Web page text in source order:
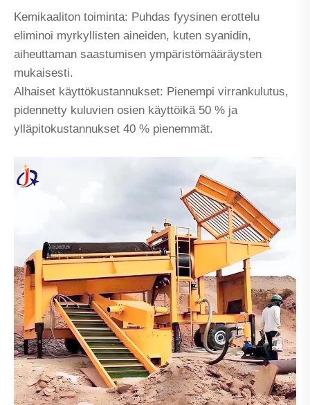
Kemikaaliton toiminta: Puhdas fyysinen erottelu
eliminoi myrkyllisten aineiden, kuten syanidin,
aiheuttaman saastumisen ympäristömääräysten
mukaisesti.
Alhaiset käyttökustannukset: Pienempi virrankulutus,
pidennetty kuluvien osien käyttöikä 50 % ja
ylläpitokustannukset 40 % pienemmät.